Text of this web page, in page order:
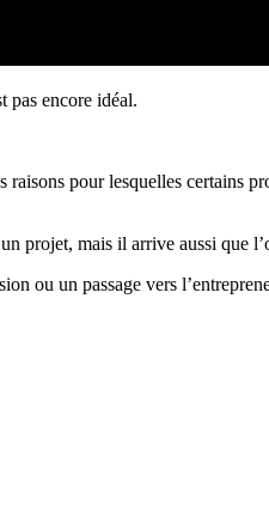
pas encore idéal.
pour lesquelles
projet, mais il arrive aussi que
ou un passage vers